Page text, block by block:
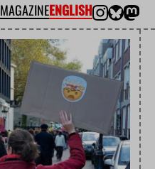
MAGAZINEENGLISH